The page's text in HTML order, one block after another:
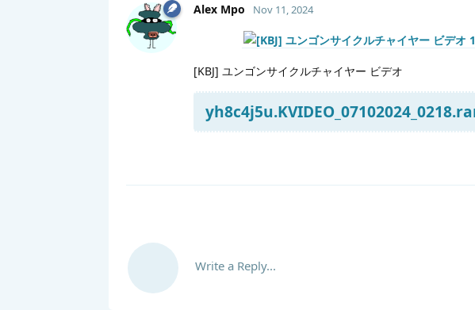
Alex Mpo Nov 11, 2024
[KBJ] ユンゴンサイクルチャイヤー ビデオ
Write a Reply...